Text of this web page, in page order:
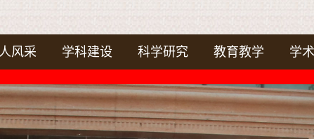
风采 学科建设 科学研究 教育教学 学